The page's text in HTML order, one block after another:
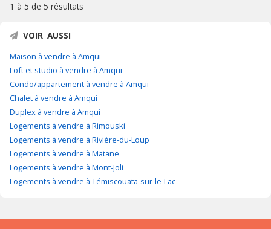
1 à 5 de 5 résultats
VOIR AUSSI
Maison à vendre à Amqui
Loft et studio à vendre à Amqui
Condo/appartement à vendre à Amqui
Chalet à vendre à Amqui
Duplex à vendre à Amqui
Logements à vendre à Rimouski
Logements à vendre à Rivière-du-Loup
Logements à vendre à Matane
Logements à vendre à Mont-Joli
Logements à vendre à Témiscouata-sur-le-Lac